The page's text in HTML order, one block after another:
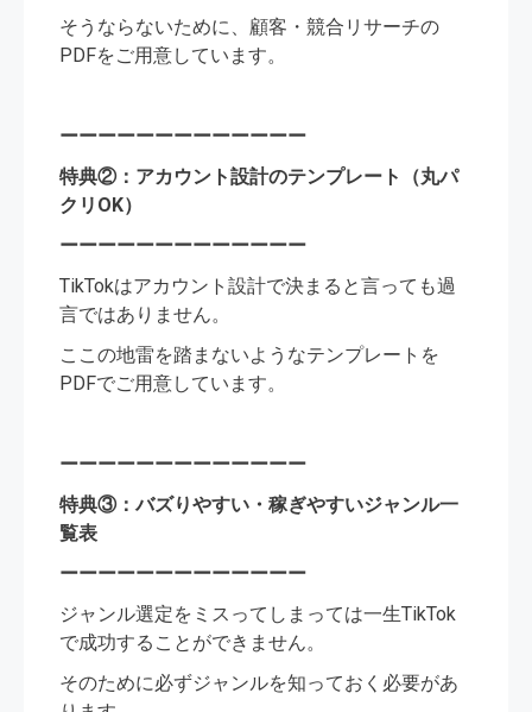
そうならないために、顧客・競合リサーチの
PDFをご用意しています。
ーーーーーーーーーーーーー
特典②：アカウント設計のテンプレート（丸パ
クリOK）
ーーーーーーーーーーーーー
TikTokはアカウント設計で決まると言っても過
言ではありません。
ここの地雷を踏まないようなテンプレートを
PDFでご用意しています。
ーーーーーーーーーーーーー
特典③：バズりやすい・稼ぎやすいジャンル一
覧表
ーーーーーーーーーーーーー
ジャンル選定をミスってしまっては一生TikTok
で成功することができません。
そのために必ずジャンルを知っておく必要があ